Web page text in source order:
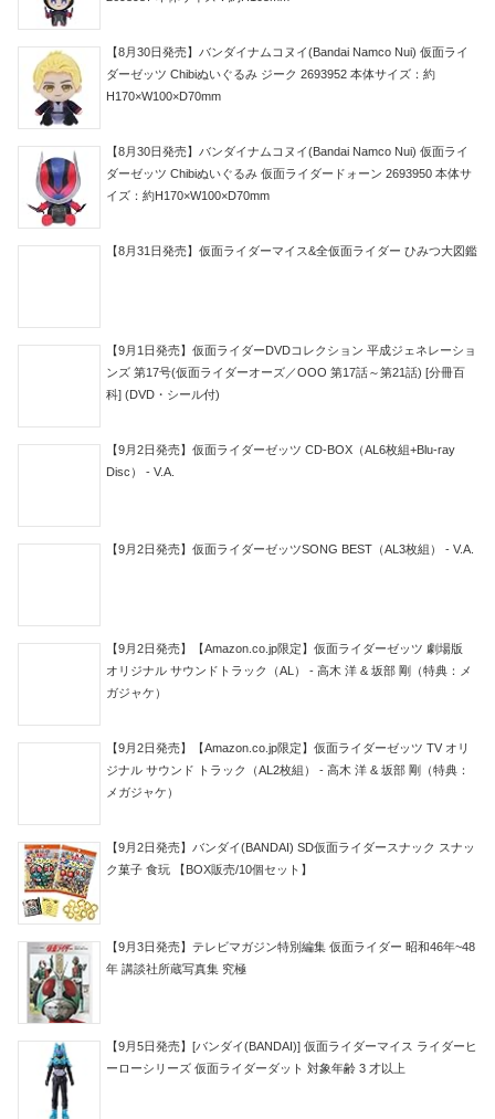
【8月30日発売】バンダイナムコヌイ(Bandai Namco Nui) 仮面ライ
ダーゼッツ Chibiぬいぐるみ ジーク 2693952 本体サイズ：約
H170×W100×D70mm
【8月30日発売】バンダイナムコヌイ(Bandai Namco Nui) 仮面ライ
ダーゼッツ Chibiぬいぐるみ 仮面ライダードォーン 2693950 本体サ
イズ：約H170×W100×D70mm
【8月31日発売】仮面ライダーマイス&全仮面ライダー ひみつ大図鑑
【9月1日発売】仮面ライダーDVDコレクション 平成ジェネレーショ
ンズ 第17号(仮面ライダーオーズ／OOO 第17話～第21話) [分冊百
科] (DVD・シール付)
【9月2日発売】仮面ライダーゼッツ CD-BOX（AL6枚組+Blu-ray
Disc） - V.A.
【9月2日発売】仮面ライダーゼッツSONG BEST（AL3枚組） - V.A.
【9月2日発売】【Amazon.co.jp限定】仮面ライダーゼッツ 劇場版
オリジナル サウンドトラック（AL） - 高木 洋 & 坂部 剛（特典：メ
ガジャケ）
【9月2日発売】【Amazon.co.jp限定】仮面ライダーゼッツ TV オリ
ジナル サウンド トラック（AL2枚組） - 高木 洋 & 坂部 剛（特典：
メガジャケ）
【9月2日発売】バンダイ(BANDAI) SD仮面ライダースナック スナッ
ク菓子 食玩 【BOX販売/10個セット】
【9月3日発売】テレビマガジン特別編集 仮面ライダー 昭和46年~48
年 講談社所蔵写真集 究極
【9月5日発売】[バンダイ(BANDAI)] 仮面ライダーマイス ライダーヒ
ーローシリーズ 仮面ライダーダット 対象年齢 3 才以上